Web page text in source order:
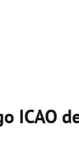
ICAO